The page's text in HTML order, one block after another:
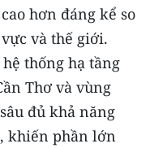
hơn đáng kể so
và thế giới.
thống hạ tầng
Thơ và vùng
đủ khả năng
khiến phần lớn